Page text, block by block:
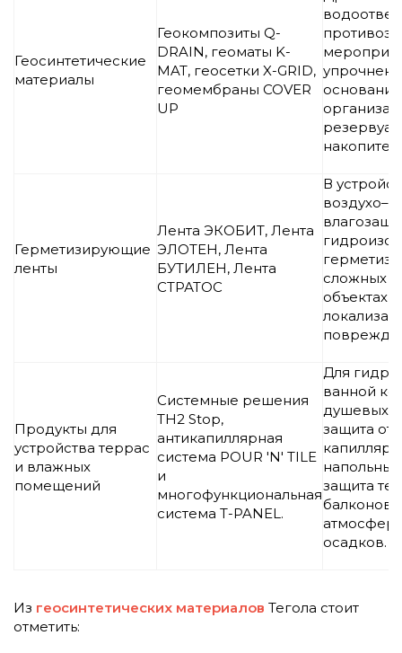
Геосинтетические
материалы
Геокомпозиты Q-
DRAIN, геоматы K-
MAT, геосетки X-GRID,
геомембраны COVER
UP
Герметизирующие
ленты
Лента ЭКОБИТ, Лента
ЭЛОТЕН, Лента
БУТИЛЕН, Лента
СТРАТОС
В
воздухо– и
сложных
объектах,
Продукты для
устройства террас
и влажных
помещений
Системные решения
TH2 Stop,
антикапиллярная
система POUR 'N' TILE
и
многофункциональная
система T-PANEL.
Для
ванной
душевых
защита от
защита
балконов
осадков.
Из геосинтетических материалов Тегола стоит
отметить: